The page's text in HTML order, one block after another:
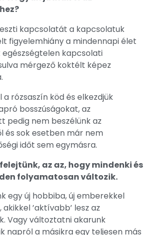
kapcsolatát a kapcsolatuk
figyelemhiány a mindennapi élet
egészségtelen kapcsolati
mérgező koktélt képez
a rózsaszín köd és elkezdjük
bosszúságokat, az
pedig nem beszélünk az
és sok esetben már nem
időt sem egymásra.
az az, hogy mindenki és
folyamatosan változik.
egy új hobbiba, új emberekkel
’aktívabb’ lesz az
Vagy változtatni akarunk
napról a másikra egy teljesen más